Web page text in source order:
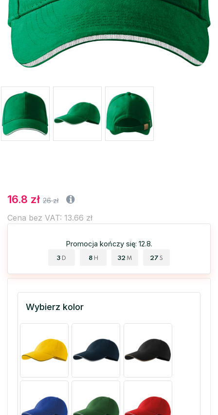
16.8 zł 26 zł
Cena bez VAT: 13.66 zł
Promocja kończy się: 12.8.
3 D 8 H 32 M 26 S
Wybierz kolor